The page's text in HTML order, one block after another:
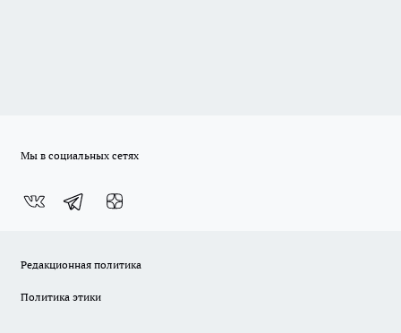
Мы в социальных сетях
Редакционная политика
Политика этики